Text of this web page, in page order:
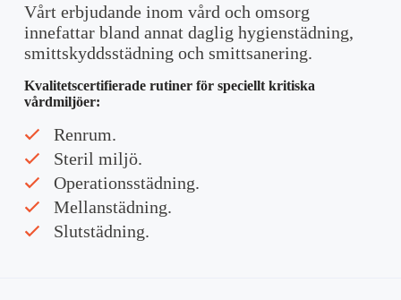
Vårt erbjudande inom vård och omsorg
innefattar bland annat daglig hygienstädning,
smittskyddsstädning och smittsanering.
Kvalitetscertifierade rutiner för speciellt kritiska
vårdmiljöer:
Renrum.
Steril miljö.
Operationsstädning.
Mellanstädning.
Slutstädning.